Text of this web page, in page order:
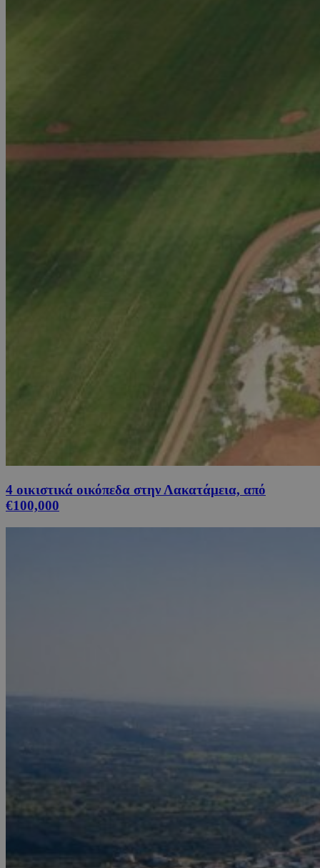
4 οικιστικά οικόπεδα στην Λακατάμεια, από
€100,000